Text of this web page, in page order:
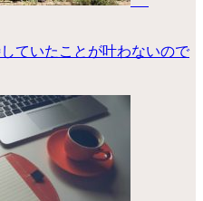
ていたことが叶わないので